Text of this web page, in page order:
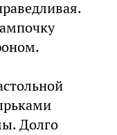
Долго